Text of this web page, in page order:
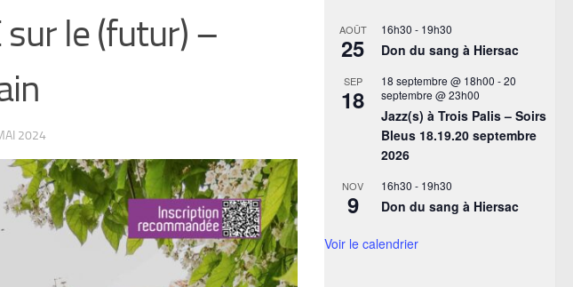
sur le (futur) –
2024
AOÛT
25
16h30 - 19h30
Don du sang à Hiersac
SEP
18
18 septembre @ 18h00 -20
septembre @ 23h00
Jazz(s) à Trois Palis – Soirs
Bleus 18.19.20 septembre
2026
NOV
9
16h30 - 19h30
Don du sang à Hiersac
Voir le calendrier